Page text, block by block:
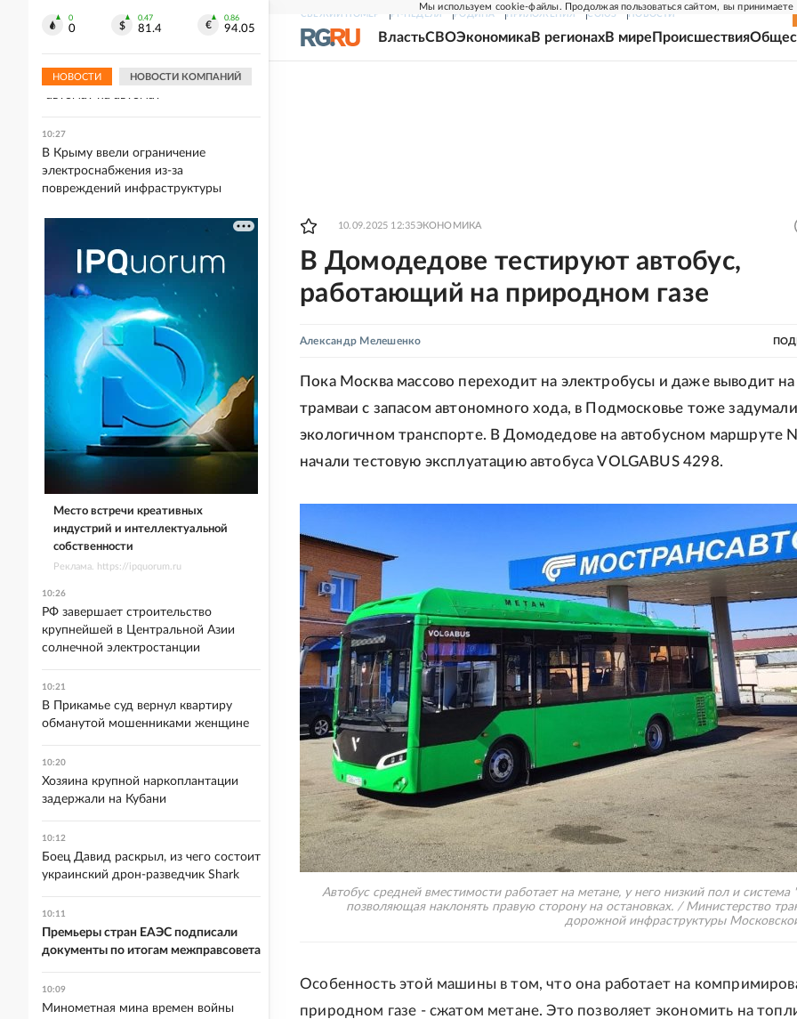
Мы используем cookie-файлы. Продолжая пользоваться сайтом, вы принимаете
СВЕЖИЙ НОМЕР РГ-НЕДЕЛЯ РОДИНА ПРИЛОЖЕНИЯ СОЮЗ НОВОСТИ
ВластьСВОЭкономикаВ регионахВ мире Происшествия
10.09.2025 12:35ЭКОНОМИКА
В Домодедове тестируют автобус,
работающий на природном газе
Александр Мелешенко
Пока Москва массово переходит на электробусы и даже выводит
трамваи с запасом автономного хода, в Подмосковье тоже
экологичном транспорте. В Домодедове на автобусном маршруте
начали тестовую эксплуатацию автобуса VOLGABUS 4298.
Автобус средней вместимости работает на метане, у него низкий пол и система
позволяющая наклонять правую сторону на остановках. / Министерство
дорожной инфраструктуры
Особенность этой машины в том, что она работает на
природном газе - сжатом метане. Это позволяет экономить на
0
0
0.47
81.4
0.86
94.05
НОВОСТИ НОВОСТИ КОМПАНИЙ
снайперы ВСУ не вступают в бой
"автомат на автомат"
10:27
В Крыму ввели ограничение
электроснабжения из-за
повреждений инфраструктуры
Место встречи креативных
индустрий и интеллектуальной
собственности
Реклама. https://ipquorum.ru
10:26
РФ завершает строительство
крупнейшей в Центральной Азии
солнечной электростанции
10:21
В Прикамье суд вернул квартиру
обманутой мошенниками женщине
10:20
Хозяина крупной наркоплантации
задержали на Кубани
10:12
Боец Давид раскрыл, из чего состоит
украинский дрон-разведчик Shark
10:11
Премьеры стран ЕАЭС подписали
документы по итогам межправсовета
10:09
Минометная мина времен войны